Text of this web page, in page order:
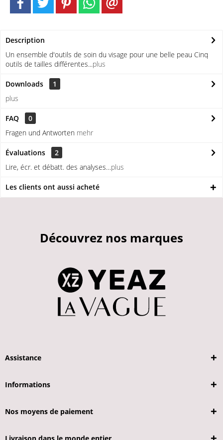
Description
Un ensemble d'outils de soin du visage pour une belle peau Cinq
outils de tailles différentes...plus
Downloads
1
plus
FAQ
0
Fragen und Antworten mehr
Évaluations
2
Lire, écr. et débatt. des analyses…plus
Les clients ont aussi acheté
Découvrez nos marques
Assistance
Informations
Nos moyens de paiement